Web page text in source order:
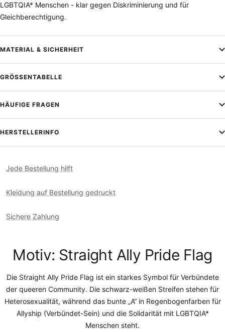
LGBTQIA* Menschen - klar gegen Diskriminierung und für
Gleichberechtigung.
MATERIAL & SICHERHEIT
GRÖSSENTABELLE
HÄUFIGE FRAGEN
HERSTELLERINFO
Jede Bestellung hilft
Kleidung auf Bestellung gedruckt
Sichere Zahlung
Motiv: Straight Ally Pride Flag
Die Straight Ally Pride Flag ist ein starkes Symbol für Verbündete
der queeren Community. Die schwarz-weißen Streifen stehen für
Heterosexualität, während das bunte „A“ in Regenbogenfarben für
Allyship (Verbündet-Sein) und die Solidarität mit LGBTQIA*
Menschen steht.